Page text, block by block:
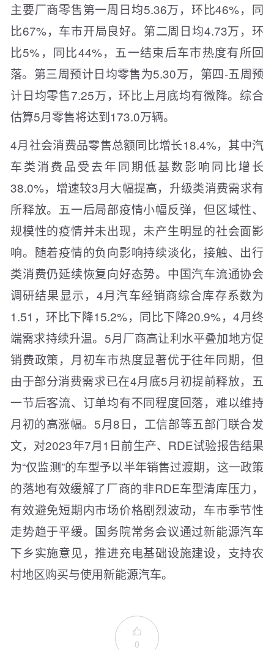
主要厂商零售第一周日均5.36万，环比46%，同
比67%，车市开局良好。第二周日均4.73万，环
比5%，同比44%，五一结束后车市热度有所回
落。第三周预计日均零售为5.30万，第四-五周预
计日均零售7.25万，环比上月底均有微降。综合
估算5月零售将达到173.0万辆。
4月社会消费品零售总额同比增长18.4%，其中汽
车类消费品受去年同期低基数影响同比增长
38.0%，增速较3月大幅提高，升级类消费需求有
所释放。五一后局部疫情小幅反弹，但区域性、
规模性的疫情并未出现，未产生明显的社会面影
响。随着疫情的负向影响持续淡化，接触、出行
类消费仍延续恢复向好态势。中国汽车流通协会
调研结果显示，4月汽车经销商综合库存系数为
1.51，环比下降15.2%，同比下降20.9%，4月终
端需求持续升温。5月厂商高让利水平叠加地方促
销费政策，月初车市热度显著优于往年同期，但
由于部分消费需求已在4月底5月初提前释放，五
一节后客流、订单均有不同程度回落，难以维持
月初的高涨幅。5月8日，工信部等五部门联合发
文，对2023年7月1日前生产、RDE试验报告结果
为“仅监测”的车型予以半年销售过渡期，这一政策
的落地有效缓解了厂商的非RDE车型清库压力，
有效避免短期内市场价格剧烈波动，车市季节性
走势趋于平缓。国务院常务会议通过新能源汽车
下乡实施意见，推进充电基础设施建设，支持农
村地区购买与使用新能源汽车。

0